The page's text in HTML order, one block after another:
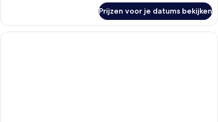
penthouse
Prijzen voor je datums bekijken